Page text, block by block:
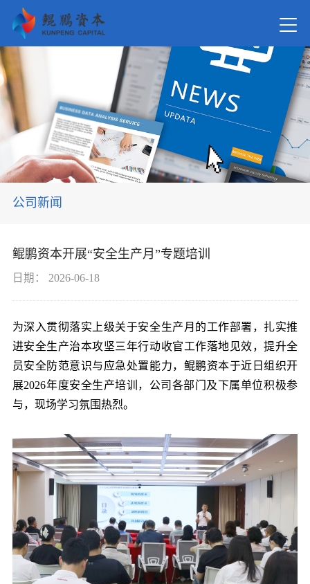
关于我
新闻资
党的建
联系我
公司新闻
鲲鹏资本开展“安全生产月”专题培训
日期： 2026-06-18
为深入贯彻落实上级关于安全生产月的工作部署，扎实推
进安全生产治本攻坚三年行动收官工作落地见效，提升全
员安全防范意识与应急处置能力，鲲鹏资本于近日组织开
展2026年度安全生产培训，公司各部门及下属单位积极参
与，现场学习氛围热烈。